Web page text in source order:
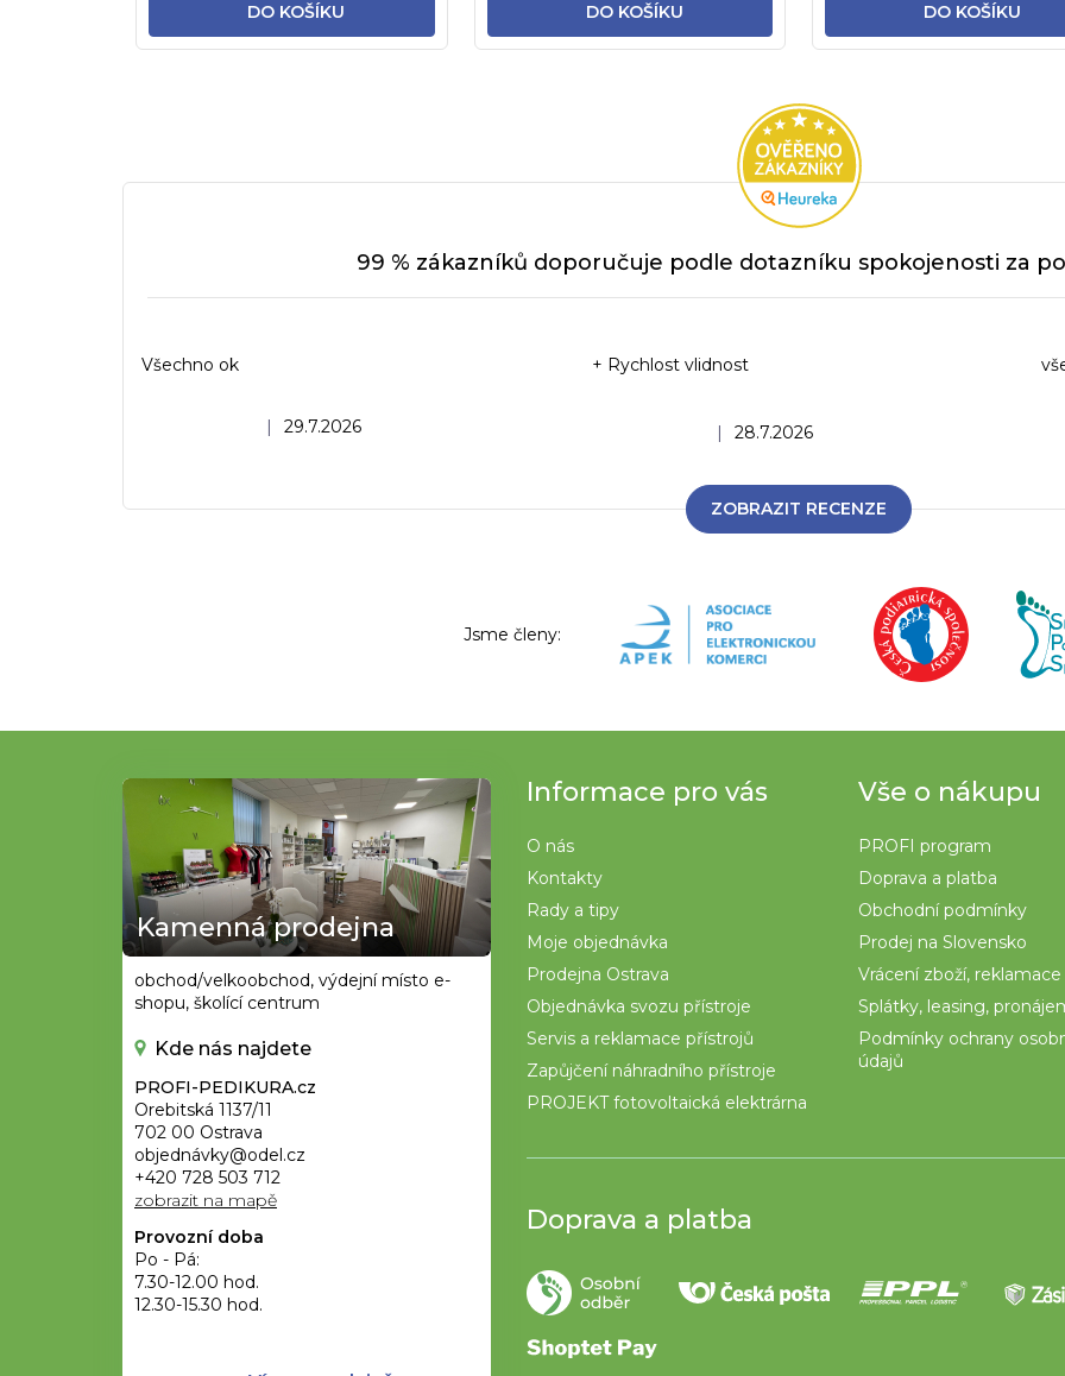
DO KOŠÍKU DO KOŠÍKU DO KOŠÍKU
99 % zákazníků doporučuje podle dotazníku spokojenosti za
Hodnocení obchodu je 5 z 5 hvězdiček.
| 29.7.2026
Všechno ok
Hodnocení obchodu je 5 z 5 hvězdiček.
| 28.7.2026
+ Rychlost vlidnost
ZOBRAZIT RECENZE
Jsme členy:
Informace pro vás
O nás
Kontakty
Rady a tipy
Moje objednávka
Prodejna Ostrava
Objednávka svozu přístroje
Servis a reklamace přístrojů
Zapůjčení náhradního přístroje
PROJEKT fotovoltaická elektrárna
Vše o nákupu
PROFI program
Doprava a platba
Obchodní podmínky
Prodej na Slovensko
Vrácení zboží, reklamace
Splátky, leasing,
Podmínky ochrany
údajů
Kamenná prodejna
obchod/velkoobchod, výdejní místo e-
shopu, školící centrum
Kde nás najdete
PROFI-PEDIKURA.cz
Orebitská 1137/11
702 00 Ostrava
objednávky@odel.cz
+420 728 503 712
zobrazit na mapě
Provozní doba
Po - Pá:
7.30-12.00 hod.
12.30-15.30 hod.
Doprava a platba